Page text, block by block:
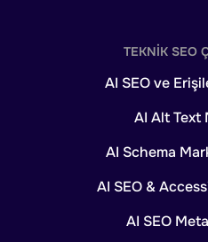
TEKNIK SEO
AI SEO ve
AI Alt Text
AI Schema
AI SEO &
AI SEO